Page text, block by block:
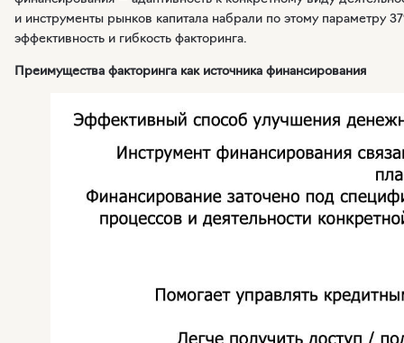
и инструменты рынков капитала набрали по этому параметру
эффективность и гибкость факторинга.
Преимущества факторинга как источника финансирования